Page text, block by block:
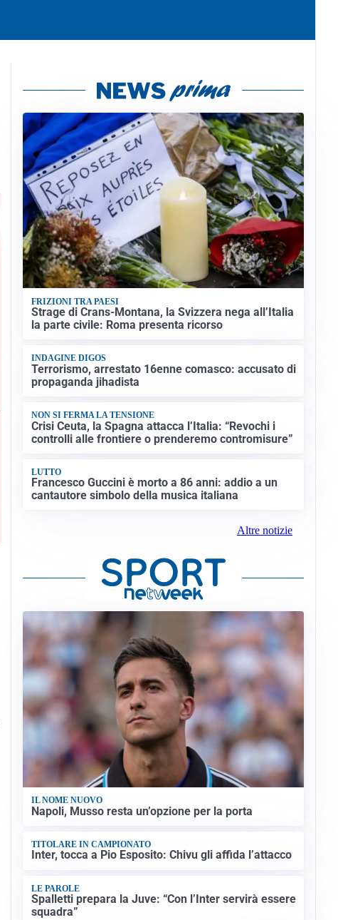
FRIZIONI TRA PAESI
Strage di Crans-Montana, la Svizzera nega all’Italia
la parte civile: Roma presenta ricorso
INDAGINE DIGOS
Terrorismo, arrestato 16enne comasco: accusato di
propaganda jihadista
NON SI FERMA LA TENSIONE
Crisi Ceuta, la Spagna attacca l’Italia: “Revochi i
controlli alle frontiere o prenderemo contromisure”
LUTTO
Francesco Guccini è morto a 86 anni: addio a un
cantautore simbolo della musica italiana
Altre notizie
IL NOME NUOVO
Napoli, Musso resta un’opzione per la porta
TITOLARE IN CAMPIONATO
Inter, tocca a Pio Esposito: Chivu gli affida l’attacco
LE PAROLE
Spalletti prepara la Juve: “Con l’Inter servirà essere
squadra”